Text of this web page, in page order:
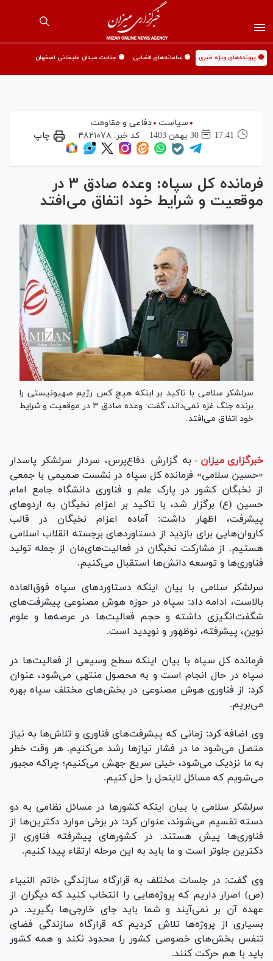
🟡 پرونده‌های ویژه خبری 🟡 سامانه‌های قضایی 🟡 جنایت میدان علیخانی اصفهان
سیاست
دفاعی و مقاومت
17:41
30 بهمن 1403 کد خبر: ۴۸۲۱۰۷۸ چاپ
فرمانده کل سپاه: وعده صادق ۳ در
موقعیت و شرایط خود اتفاق می‌افتد
سرلشکر سلامی با تاکید بر اینکه هیچ کس رژیم صهیونیستی را
برنده جنگ غزه نمی‌داند، گفت: وعده صادق ۳ در موقعیت و شرایط
خود اتفاق می‌افتد.
خبرگزاری میزان - به گزارش دفاع‌پرس، سردار سرلشکر پاسدار
«حسین سلامی» فرمانده کل سپاه در نشست صمیمی با جمعی
از نخبگان کشور در پارک علم و فناوری دانشگاه جامع امام
حسین (ع) برگزار شد، با تاکید بر اعزام نخبگان به اردو‌های
پیشرفت، اظهار داشت: آماده اعزام نخبگان در قالب
کاروان‌هایی برای بازدید از دستاورد‌های برجسته انقلاب اسلامی
هستیم. از مشارکت نخبگان در فعالیت‌های‌مان از جمله تولید
فناوری‌ها و توسعه دانش‌ها استقبال می‌کنیم.
سرلشکر سلامی با بیان اینکه دستاورد‌های سپاه فوق‌العاده
بالاست، ادامه داد: سپاه در حوزه هوش مصنوعی پیشرفت‌های
شگفت‌انگیزی داشته و حجم فعالیت‌ها در عرصه‌ها و علوم
نوین، پیشرفته، نوظهور و نوپدید است.
فرمانده کل سپاه با بیان اینکه سطح وسیعی از فعالیت‌ها در
سپاه در حال انجام است و به محصول منتهی می‌شود، عنوان
کرد: از فناوری هوش مصنوعی در بخش‌های مختلف سپاه بهره
می‌بریم.
وی اضافه کرد: زمانی که پیشرفت‌های فناوری و تلاش‌ها به نیاز
متصل می‌شود ما در فشار نیاز‌ها رشد می‌کنیم. هر وقت خطر
به ما نزدیک می‌شود، خیلی سریع جهش می‌کنیم؛ چراکه مجبور
می‌شویم که مسائل لاینحل را حل کنیم.
سرلشکر سلامی با بیان اینکه کشور‌ها در مسائل نظامی به دو
دسته تقسیم می‌شوند، عنوان کرد: در برخی موارد دکترین‌ها از
فناوری‌ها پیش هستند. در کشور‌های پیشرفته فناوری از
دکترین جلوتر است و ما باید به این مرحله ارتقاء پیدا کنیم.
وی گفت: در جلسات مختلف به قرارگاه سازندگی خاتم النبیاء
(ص) اصرار داریم که پروژ‌ه‌هایی را انتخاب کنید که دیگران از
عهده آن بر نمی‌آیند و شما باید جای خارجی‌ها بگیرید. در
بسیاری از پروژه‌ها تلاش کردیم که قرارگاه سازندگی فضای
تنفس بخش‌های خصوصی کشور را محدود نکند و همه کشور
باید با هم حرکت کنند.